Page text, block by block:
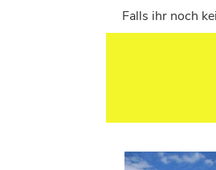
Falls ihr noch